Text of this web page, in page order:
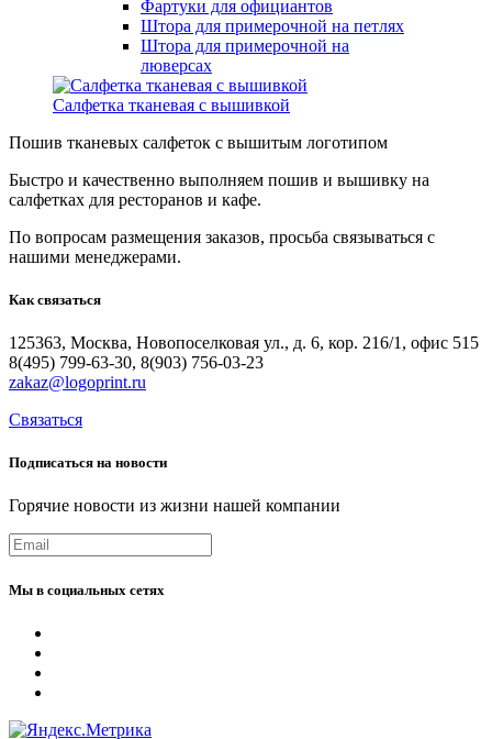
Фартуки для официантов
Штора для примерочной на петлях
Штора для примерочной на
люверсах
Салфетка тканевая с вышивкой
Пошив тканевых салфеток с вышитым логотипом
Быстро и качественно выполняем пошив и вышивку на
салфетках для ресторанов и кафе.
По вопросам размещения заказов, просьба связываться с
нашими менеджерами.
Как связаться
125363, Москва, Новопоселковая ул., д. 6, кор. 216/1, офис 515
8(495) 799-63-30, 8(903) 756-03-23
zakaz@logoprint.ru
Связаться
Подписаться на новости
Горячие новости из жизни нашей компании
Мы в социальных сетях